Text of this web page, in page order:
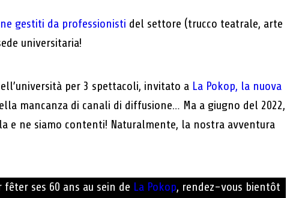
gestiti da professionisti del settore (trucco teatrale, arte
universitaria!
per 3 spettacoli, invitato a La Pokop, la nuova
mancanza di canali di diffusione… Ma a giugno del 2022,
e ne siamo contenti! Naturalmente, la nostra avventura
ses 60 ans au sein de La Pokop, rendez-vous bientôt